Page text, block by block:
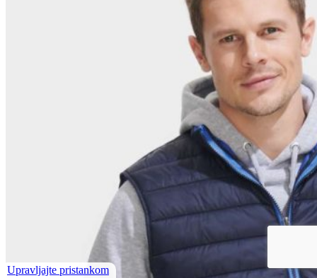
Upravljajte pristankom